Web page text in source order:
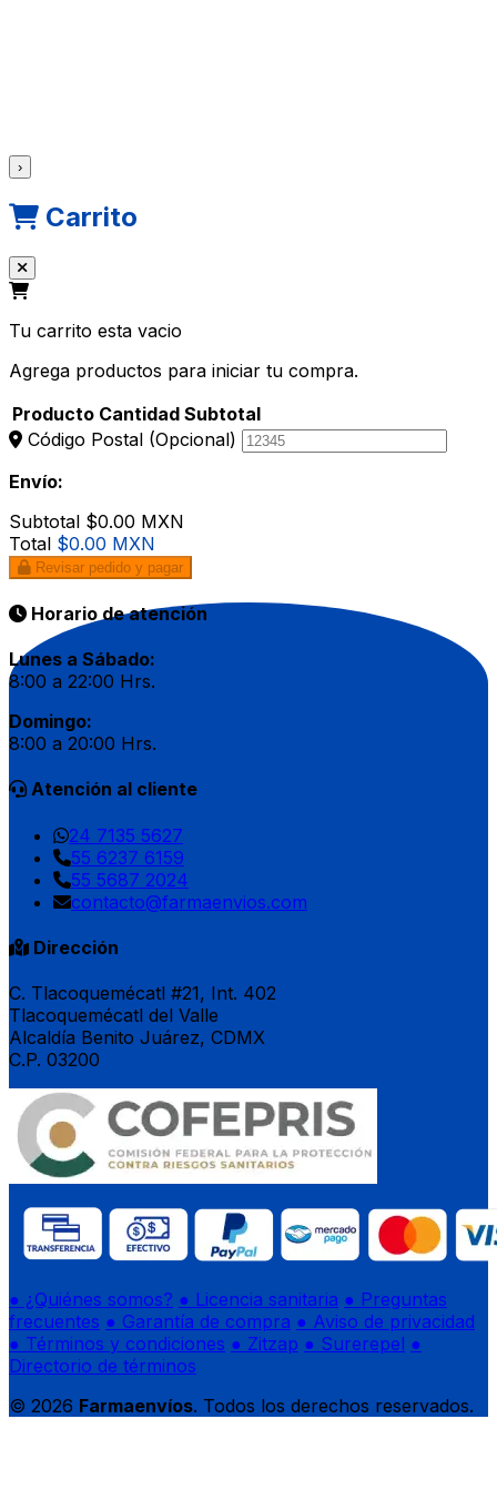
›
Carrito
Tu carrito esta vacio
Agrega productos para iniciar tu compra.
Producto Cantidad Subtotal
Código Postal (Opcional)
Envío:
Subtotal $0.00 MXN
Total $0.00 MXN
Revisar pedido y pagar
Horario de atención
Lunes a Sábado:
8:00 a 22:00 Hrs.
Domingo:
8:00 a 20:00 Hrs.
Atención al cliente
24 7135 5627
55 6237 6159
55 5687 2024
contacto@farmaenvios.com
Dirección
C. Tlacoquemécatl #21, Int. 402
Tlacoquemécatl del Valle
Alcaldía Benito Juárez, CDMX
C.P. 03200
● ¿Quiénes somos? ● Licencia sanitaria ● Preguntas
frecuentes ● Garantía de compra ● Aviso de privacidad
● Términos y condiciones ● Zitzap ● Surerepel ●
Directorio de términos
© 2026 Farmaenvíos. Todos los derechos reservados.